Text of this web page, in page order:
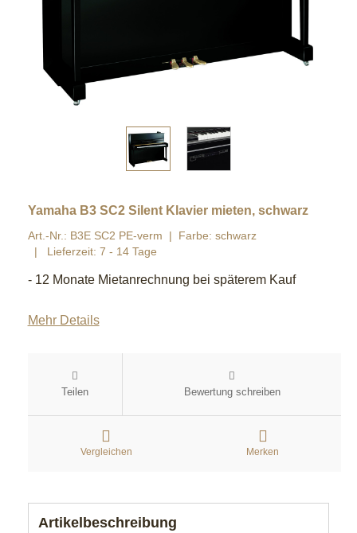
Yamaha B3 SC2 Silent Klavier mieten, schwarz
Art.-Nr.: B3E SC2 PE-verm
Farbe: schwarz
Lieferzeit: 7 - 14 Tage
- 12 Monate Mietanrechnung bei späterem Kauf
Mehr Details
Teilen Bewertung schreiben
Vergleichen Merken
Artikelbeschreibung